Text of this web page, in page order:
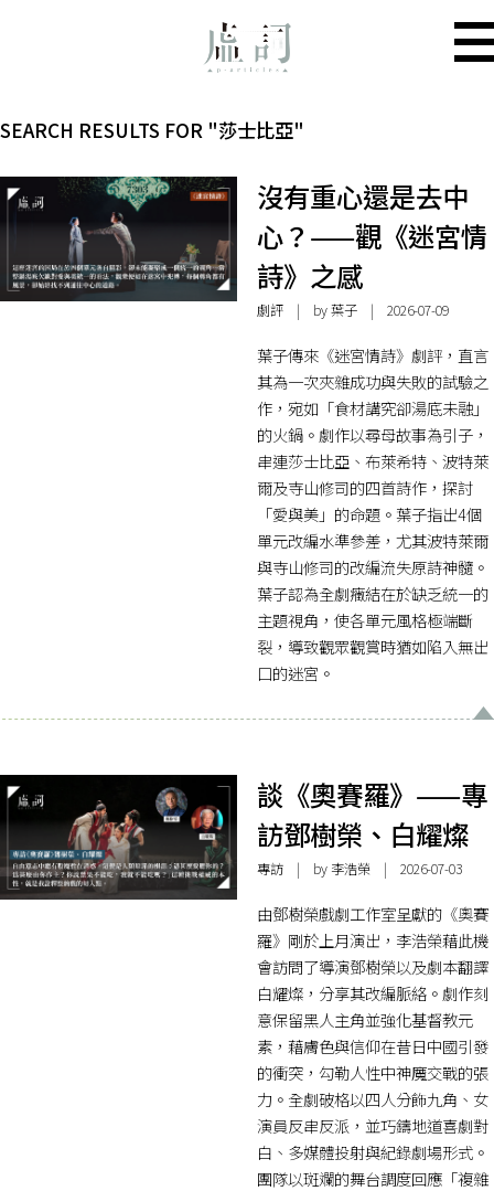
SEARCH RESULTS FOR "莎士比亞"
沒有重心還是去中
心？——觀《迷宮情
詩》之感
劇評| by 葉子 | 2026-07-09
葉子傳來《迷宮情詩》劇評，直言
其為一次夾雜成功與失敗的試驗之
作，宛如「食材講究卻湯底未融」
的火鍋。劇作以尋母故事為引子，
串連莎士比亞、布萊希特、波特萊
爾及寺山修司的四首詩作，探討
「愛與美」的命題。葉子指出4個
單元改編水準參差，尤其波特萊爾
與寺山修司的改編流失原詩神髓。
葉子認為全劇癥結在於缺乏統一的
主題視角，使各單元風格極端斷
裂，導致觀眾觀賞時猶如陷入無出
口的迷宮。
談《奧賽羅》——專
訪鄧樹榮、白耀燦
專訪| by 李浩榮 | 2026-07-03
由鄧樹榮戲劇工作室呈獻的《奧賽
羅》剛於上月演出，李浩榮藉此機
會訪問了導演鄧樹榮以及劇本翻譯
白耀燦，分享其改編脈絡。劇作刻
意保留黑人主角並強化基督教元
素，藉膚色與信仰在昔日中國引發
的衝突，勾勒人性中神魔交戰的張
力。全劇破格以四人分飾九角、女
演員反串反派，並巧鑄地道喜劇對
白、多媒體投射與紀錄劇場形式。
團隊以斑斕的舞台調度回應「複雜